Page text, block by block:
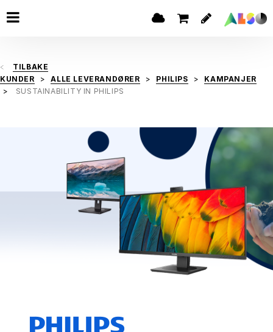
TILBAKE
KUNDER
ALLE LEVERANDØRER PHILIPS
KAMPANJER
SUSTAINABILITY IN PHILIPS